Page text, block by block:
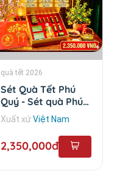
quà tết 2026
Sét Quà Tết Phú
Quý - Sét quà Phú
Quý
Xuất xứViệt Nam
2,350,000đ